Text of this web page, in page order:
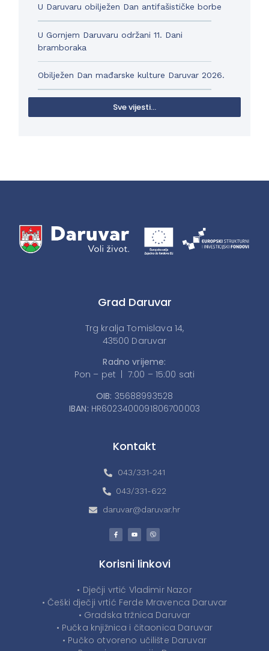
U Daruvaru obilježen Dan antifašističke borbe
U Gornjem Daruvaru održani 11. Dani
bramboraka
Obilježen Dan mađarske kulture Daruvar 2026.
Sve vijesti...
Grad Daruvar
Trg kralja Tomislava 14,
43500 Daruvar
Radno vrijeme:
Pon – pet | 7:00 – 15:00 sati
OIB: 35688993528
IBAN: HR6023400091806700003
Kontakt
043/331-241
043/331-622
daruvar@daruvar.hr
Korisni linkovi
• Dječji vrtić Vladimir Nazor
• Češki dječji vrtić Ferde Mravenca Daruvar
• Gradska tržnica Daruvar
• Pučka knjižnica i čitaonica Daruvar
• Pučko otvoreno učilište Daruvar